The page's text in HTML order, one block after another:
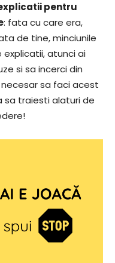
pentru
: fata cu care era,
de tine, minciunile
explicatii, atunci ai
si sa incerci din
sa faci acest
sa traiesti alaturi de